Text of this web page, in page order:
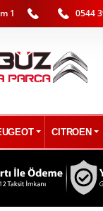
1 0544
CITROEN